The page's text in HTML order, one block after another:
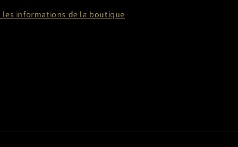
les informations de la boutique